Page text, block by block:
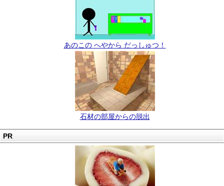
あのこの へやから だっしゅつ！
石材の部屋からの脱出
PR